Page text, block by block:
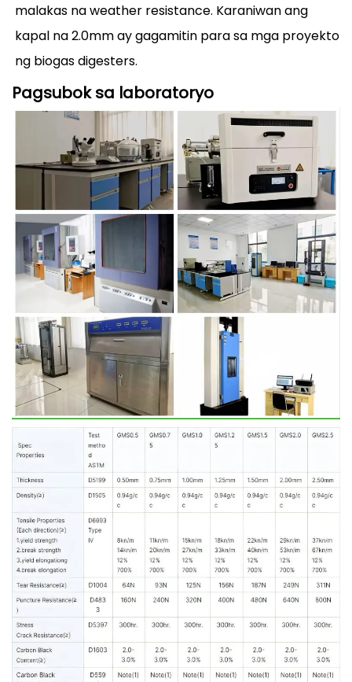
malakas na weather resistance. Karaniwan ang
kapal na 2.0mm ay gagamitin para sa mga proyekto
ng biogas digesters.
Pagsubok sa laboratoryo